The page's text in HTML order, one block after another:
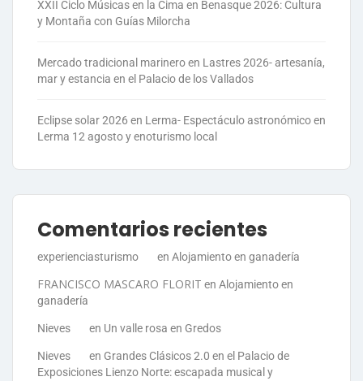
XXII Ciclo Músicas en la Cima en Benasque 2026: Cultura
y Montaña con Guías Milorcha
Mercado tradicional marinero en Lastres 2026- artesanía,
mar y estancia en el Palacio de los Vallados
Eclipse solar 2026 en Lerma- Espectáculo astronómico en
Lerma 12 agosto y enoturismo local
Comentarios recientes
experienciasturismo en Alojamiento en ganadería
FRANCISCO MASCARO FLORIT en Alojamiento en
ganadería
Nieves en Un valle rosa en Gredos
Nieves en Grandes Clásicos 2.0 en el Palacio de
Exposiciones Lienzo Norte: escapada musical y